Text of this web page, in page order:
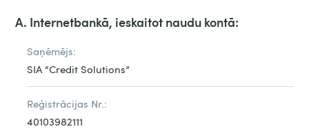
A. Internetbankā, ieskaitot naudu kontā:
Saņēmējs:
SIA “Credit Solutions”
Reģistrācijas Nr.:
40103982111